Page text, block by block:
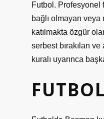
Futbol. Profesyonel
bağlı olmayan
katılmakta özgür
serbest bırakılan
kuralı uyarınca